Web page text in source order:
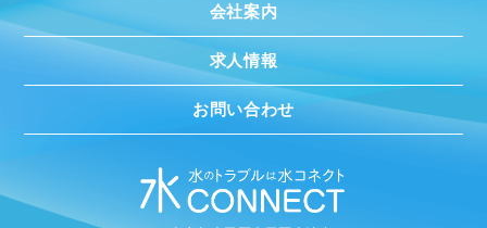
会社案内
求人情報
お問い合わせ